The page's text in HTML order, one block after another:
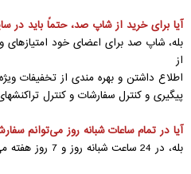
آیا برای خرید از شاپ صد، حتماً باید در
بله، شاپ صد برای اعضای خود امتیازهای
از
اطلاع داشتن و بهره مندی از تخفیفات
پیگیری و کنترل سفارشات و کنترل
آیا در تمام ساعات شبانه روز‌‌ می‌توانم
بله، در 24 ساعت شبانه روز و 7 روز هفته‌‌ می‌توانید سفارش خود را ثبت کنید